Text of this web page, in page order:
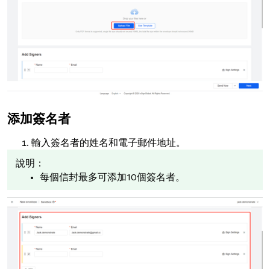
添加簽名者
輸入簽名者的姓名和電子郵件地址。
說明：
每個信封最多可添加10個簽名者。